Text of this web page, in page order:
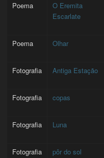
Poema
O Eremita
Escarlate
Poema
Olhar
Fotografia
Antiga Estação
Fotografia
copas
Fotografia
Luna
Fotografia
pôr do sol